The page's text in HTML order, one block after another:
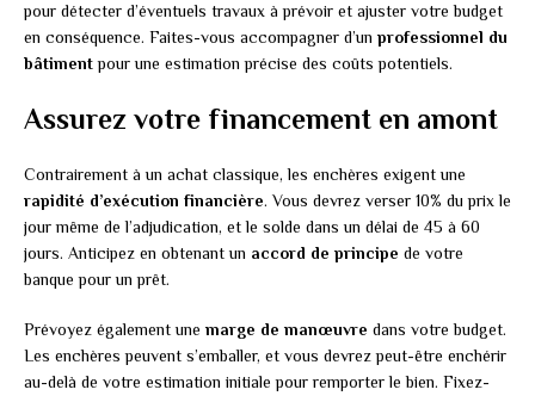
pour détecter d’éventuels travaux à prévoir et ajuster votre budget
en conséquence. Faites-vous accompagner d’un professionnel du
bâtimentpour une estimation précise des coûts potentiels.
Assurez votre financement en amont
Contrairement à un achat classique, les enchères exigent une
rapidité d’exécution financière. Vous devrez verser 10% du prix le
jour même de l’adjudication, et le solde dans un délai de 45 à 60
jours. Anticipez en obtenant un accord de principe de votre
banque pour un prêt.
Prévoyez également une marge de manœuvre dans votre budget.
Les enchères peuvent s’emballer, et vous devrez peut-être enchérir
au-delà de votre estimation initiale pour remporter le bien. Fixez-